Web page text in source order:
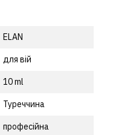
ELAN
для вій
10 ml
Туреччина
професійна